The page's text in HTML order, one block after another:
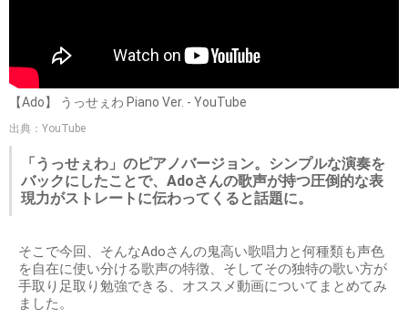
【Ado】 うっせぇわ Piano Ver. - YouTube
出典：YouTube
「うっせぇわ」のピアノバージョン。シンプルな演奏を
バックにしたことで、Adoさんの歌声が持つ圧倒的な表
現力がストレートに伝わってくると話題に。
そこで今回、そんなAdoさんの鬼高い歌唱力と何種類も声色
を自在に使い分ける歌声の特徴、そしてその独特の歌い方が
手取り足取り勉強できる、オススメ動画についてまとめてみ
ました。